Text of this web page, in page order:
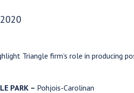
PARK – Pohjois-Carolinan